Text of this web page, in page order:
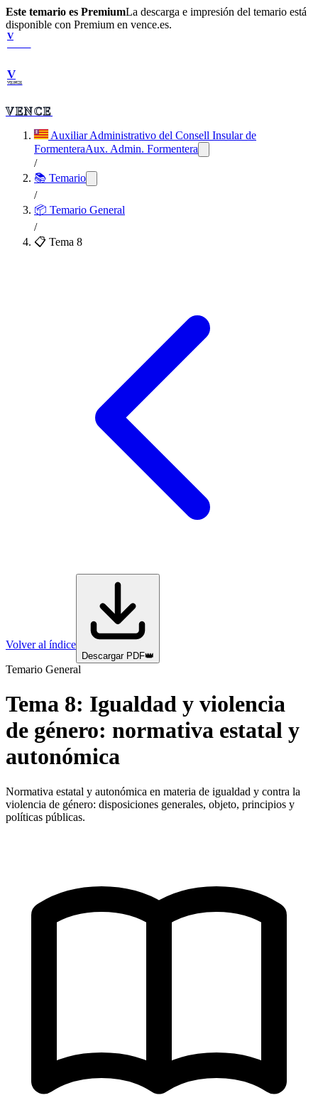
Este temario es PremiumLa descarga e impresión del temario está
disponible con Premium en vence.es.
V
V
VENCE
VENCE
Auxiliar Administrativo del Consell Insular de
FormenteraAux. Admin. Formentera
/
📚 Temario
/
📦 Temario General
/
📋 Tema 8
Volver al índice
Descargar PDF👑
Temario General
Tema 8: Igualdad y violencia
de género: normativa estatal y
autonómica
Normativa estatal y autonómica en materia de igualdad y contra la
violencia de género: disposiciones generales, objeto, principios y
políticas públicas.